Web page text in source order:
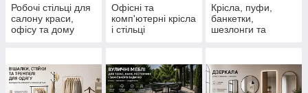
Робочі стільці для
салону краси,
офісу та дому
Офісні та
комп'ютерні крісла
і стільці
Крісла, пуфи,
банкетки,
шезлонги та